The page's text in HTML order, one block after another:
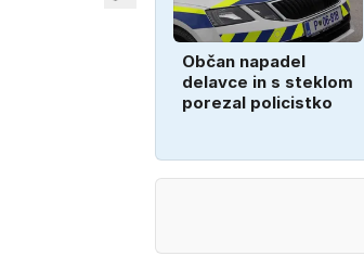
Občan napadel
delavce in s steklom
porezal policistko